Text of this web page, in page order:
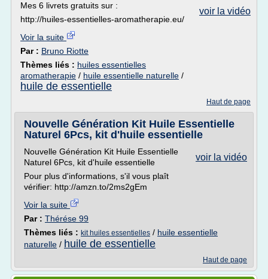
voir la vidéo
Mes 6 livrets gratuits sur :
http://huiles-essentielles-aromatherapie.eu/
Voir la suite
Par : Bruno Riotte
Thèmes liés : huiles essentielles
aromatherapie / huile essentielle naturelle /
huile de essentielle
Haut de page
Nouvelle Génération Kit Huile Essentielle
Naturel 6Pcs, kit d'huile essentielle
voir la vidéo
Nouvelle Génération Kit Huile Essentielle
Naturel 6Pcs, kit d'huile essentielle
Pour plus d'informations, s'il vous plaît
vérifier: http://amzn.to/2ms2gEm
Voir la suite
Par : Thérése 99
Thèmes liés : kit huiles essentielles / huile essentielle
naturelle / huile de essentielle
Haut de page